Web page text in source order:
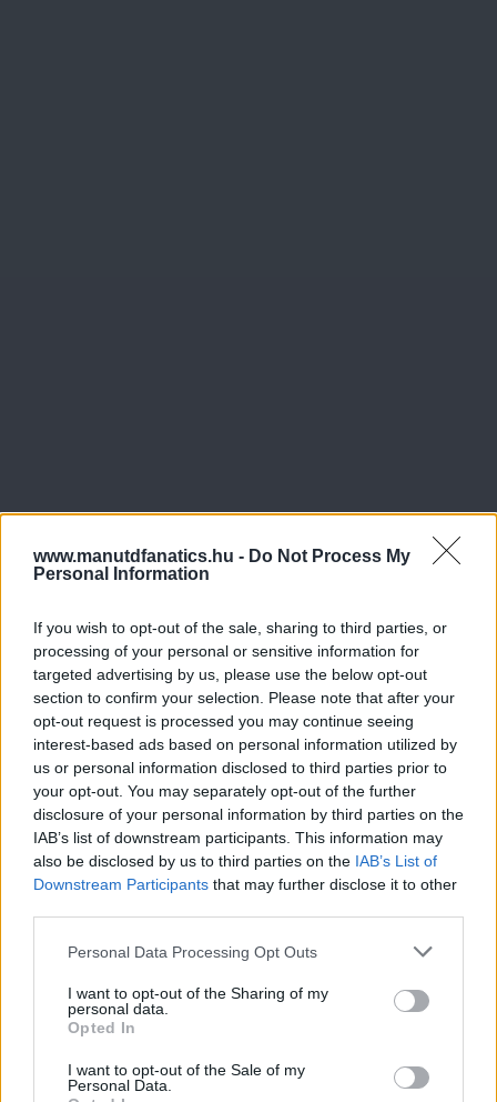
www.manutdfanatics.hu - Do Not Process My
Personal Information
If you wish to opt-out of the sale, sharing to third parties, or
processing of your personal or sensitive information for
targeted advertising by us, please use the below opt-out
section to confirm your selection. Please note that after your
opt-out request is processed you may continue seeing
interest-based ads based on personal information utilized by
us or personal information disclosed to third parties prior to
your opt-out. You may separately opt-out of the further
disclosure of your personal information by third parties on the
IAB’s list of downstream participants. This information may
also be disclosed by us to third parties on the IAB’s List of
Downstream Participants that may further disclose it to other
Please note that this website/app uses one or more Google
not limited to your visit or usage behaviour. You may click to
grant or deny consent to Google and its third-party tags to
use your data for below specified purposes in below Google
consent section.
Personal Data Processing Opt Outs
I want to opt-out of the Sharing of my
personal data.
Opted In
I want to opt-out of the Sale of my
Personal Data.